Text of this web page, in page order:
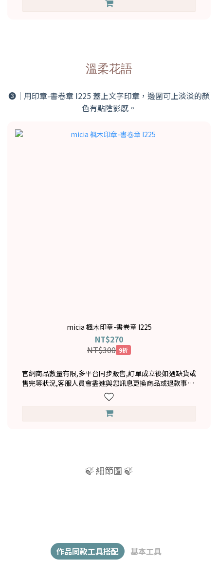
溫柔花語
➌｜用印章-書卷章 I225 蓋上文字印章，邊圍可上淡淡的顏
色有點陰影感。
micia 楓木印章-書卷章 I225
NT$270
NT$300 9折
官網商品數量有限,多平台同步販售,訂單成立後如遇缺貨或
售完等狀況,客服人員會盡速與您訊息更換商品或退款事宜,
造成不便敬請見諒
🍃 細節圖 🍃
作品同款工具搭配 基本工具